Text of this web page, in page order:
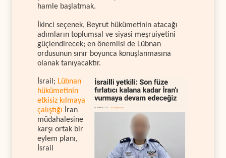
hamle başlatmak.
İkinci seçenek, Beyrut hükümetinin atacağı
adımların toplumsal ve siyasi meşruiyetini
güçlendirecek; en önemlisi de Lübnan
ordusunun sınır boyunca konuşlanmasına
olanak tanıyacaktır.
İsrail; Lübnan
hükümetinin
etkisiz kılmaya
çalıştığı
İran
müdahalesine
karşı ortak bir
eylem planı,
İsrail